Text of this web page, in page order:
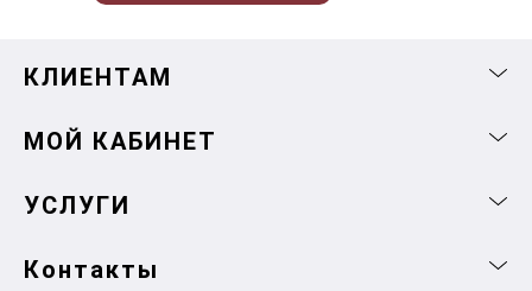
КЛИЕНТАМ
МОЙ КАБИНЕТ
УСЛУГИ
Контакты